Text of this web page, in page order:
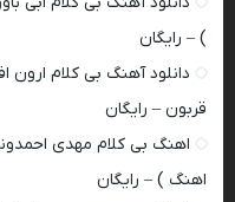
) – رایگان
دانلود آهنگ بی کلام ارون
قربون – رایگان
اهنگ بی کلام مهدی
اهنگ ) – رایگان